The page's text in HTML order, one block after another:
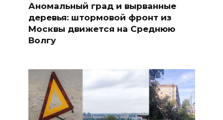
Аномальный град и вырванные
деревья: штормовой фронт из
Москвы движется на Среднюю
Волгу